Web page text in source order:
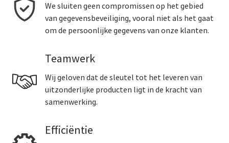
We sluiten geen compromissen op het gebied
van gegevensbeveiliging, vooral niet als het gaat
om de persoonlijke gegevens van onze klanten.
Teamwerk
Wij geloven dat de sleutel tot het leveren van
uitzonderlijke producten ligt in de kracht van
samenwerking.
Efficiëntie